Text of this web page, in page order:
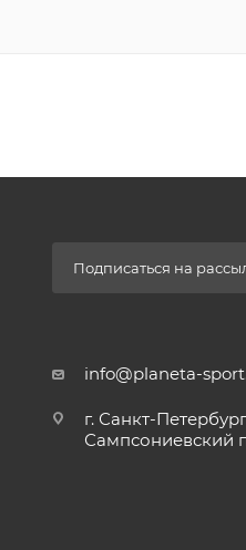
Подписаться на
info@planeta-
г. Санкт-
Сампсониевский